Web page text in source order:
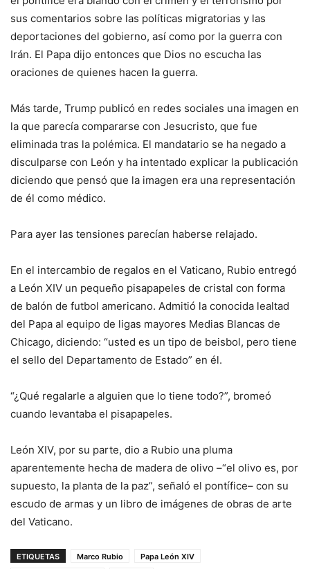
sus comentarios sobre las políticas migratorias y las
deportaciones del gobierno, así como por la guerra con
Irán. El Papa dijo entonces que Dios no escucha las
oraciones de quienes hacen la guerra.
Más tarde, Trump publicó en redes sociales una imagen en
la que parecía compararse con Jesucristo, que fue
eliminada tras la polémica. El mandatario se ha negado a
disculparse con León y ha intentado explicar la publicación
diciendo que pensó que la imagen era una representación
de él como médico.
Para ayer las tensiones parecían haberse relajado.
En el intercambio de regalos en el Vaticano, Rubio entregó
a León XIV un pequeño pisapapeles de cristal con forma
de balón de futbol americano. Admitió la conocida lealtad
del Papa al equipo de ligas mayores Medias Blancas de
Chicago, diciendo: “usted es un tipo de beisbol, pero tiene
el sello del Departamento de Estado” en él.
“¿Qué regalarle a alguien que lo tiene todo?”, bromeó
cuando levantaba el pisapapeles.
León XIV, por su parte, dio a Rubio una pluma
aparentemente hecha de madera de olivo –“el olivo es, por
supuesto, la planta de la paz”, señaló el pontífice– con su
escudo de armas y un libro de imágenes de obras de arte
del Vaticano.
ETIQUETAS Marco Rubio
Papa León XIV